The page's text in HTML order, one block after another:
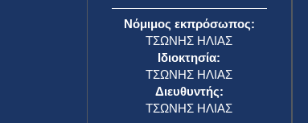
Νόμιμος εκπρόσωπος:
ΤΣΩΝΗΣ ΗΛΙΑΣ
Ιδιοκτησία:
ΤΣΩΝΗΣ ΗΛΙΑΣ
Διευθυντής:
ΤΣΩΝΗΣ ΗΛΙΑΣ